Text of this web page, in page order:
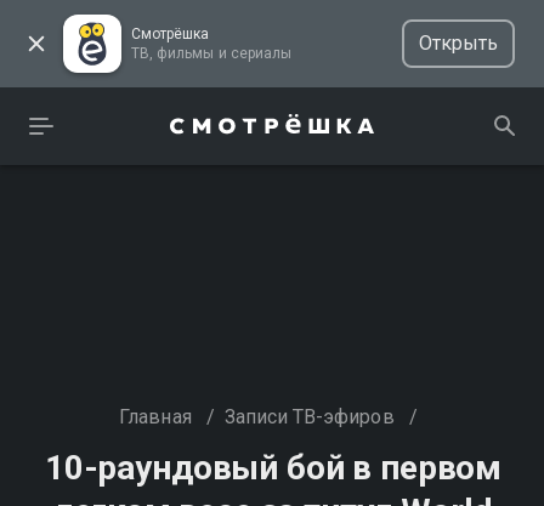
Смотрёшка
ТВ, фильмы и сериалы
Открыть
Главная / Записи ТВ-эфиров /
10-раундовый бой в первом